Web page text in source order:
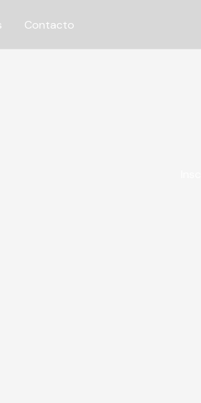
Contacto